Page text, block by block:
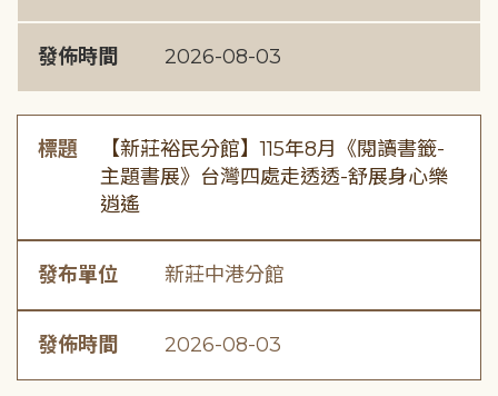
發佈時間 2026-08-03
標題
【新莊裕民分館】115年8月《閱讀書籤-
主題書展》台灣四處走透透-舒展身心樂
逍遙
發布單位 新莊中港分館
發佈時間 2026-08-03